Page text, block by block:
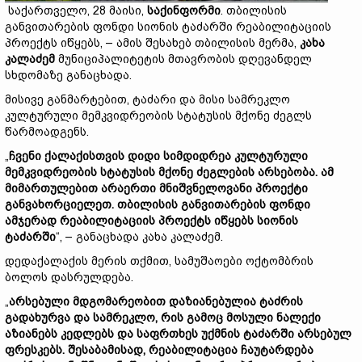
საქართველო, 28 მაისი, საქინფორმი. თბილისის
განვითარების ფონდი სიონის ტაძარში რეაბილიტაციის
პროექტს იწყებს, – ამის შესახებ თბილისის მერმა, კახა
კალაძემ მუნიციპალიტეტის მთავრობის დღევანდელ
სხდომაზე განაცხადა.
მისივე განმარტებით, ტაძარი და მისი სამრეკლო
კულტურული მემკვიდრეობის სტატუსის მქონე ძეგლს
წარმოადგენს.
„ჩვენი ქალაქისთვის დიდი სიმდიდრეა კულტურული
მემკვიდრეობის სტატუსის მქონე ძეგლების არსებობა. ამ
მიმართულებით არაერთი მნიშვნელოვანი პროექტი
განვახორციელეთ. თბილისის განვითარების ფონდი
ამჯერად რეაბილიტაციის პროექტს იწყებს სიონის
ტაძარში“, – განაცხადა კახა კალაძემ.
დედაქალაქის მერის თქმით, სამუშაოები ოქტომბრის
ბოლოს დასრულდება.
„არსებული მდგომარეობით დაზიანებულია ტაძრის
გადახურვა და სამრეკლო, რის გამოც მოსული ნალექი
აზიანებს კედლებს და საფრთხეს უქმნის ტაძარში არსებულ
ფრესკებს. შესაბამისად, რეაბილიტაცია ჩაუტარდება